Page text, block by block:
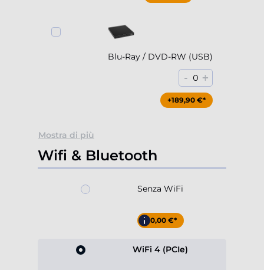
Blu-Ray / DVD-RW (USB)
- 0 +
+189,90 €*
Mostra di più
Wifi & Bluetooth
Senza WiFi
-10,00 €*
WiFi 4 (PCIe)